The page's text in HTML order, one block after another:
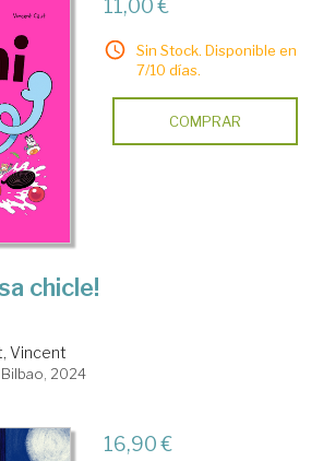
11,00 €
Sin Stock. Disponible en
7/10 días.
COMPRAR
chicle!
Vincent
2024
16,90 €